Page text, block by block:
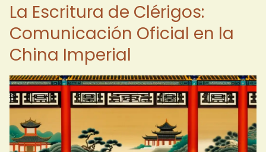
La Escritura de Clérigos:
Comunicación Oficial en la
China Imperial